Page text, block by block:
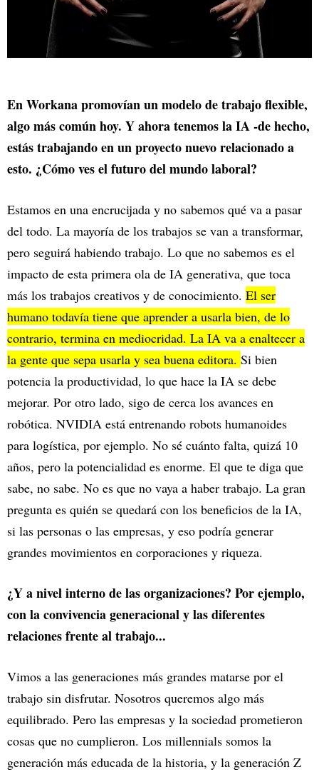
En Workana promovían un modelo de trabajo flexible,
algo más común hoy. Y ahora tenemos la IA -de hecho,
estás trabajando en un proyecto nuevo relacionado a
esto. ¿Cómo ves el futuro del mundo laboral?
Estamos en una encrucijada y no sabemos qué va a pasar
del todo. La mayoría de los trabajos se van a transformar,
pero seguirá habiendo trabajo. Lo que no sabemos es el
impacto de esta primera ola de IA generativa, que toca
más los trabajos creativos y de conocimiento. El ser
humano todavía tiene que aprender a usarla bien, de lo
contrario, termina en mediocridad. La IA va a enaltecer a
la gente que sepa usarla y sea buena editora. Si bien
potencia la productividad, lo que hace la IA se debe
mejorar. Por otro lado, sigo de cerca los avances en
robótica. NVIDIA está entrenando robots humanoides
para logística, por ejemplo. No sé cuánto falta, quizá 10
años, pero la potencialidad es enorme. El que te diga que
sabe, no sabe. No es que no vaya a haber trabajo. La gran
pregunta es quién se quedará con los beneficios de la IA,
si las personas o las empresas, y eso podría generar
grandes movimientos en corporaciones y riqueza.
¿Y a nivel interno de las organizaciones? Por ejemplo,
con la convivencia generacional y las diferentes
relaciones frente al trabajo...
Vimos a las generaciones más grandes matarse por el
trabajo sin disfrutar. Nosotros queremos algo más
equilibrado. Pero las empresas y la sociedad prometieron
cosas que no cumplieron. Los millennials somos la
generación más educada de la historia, y la generación Z